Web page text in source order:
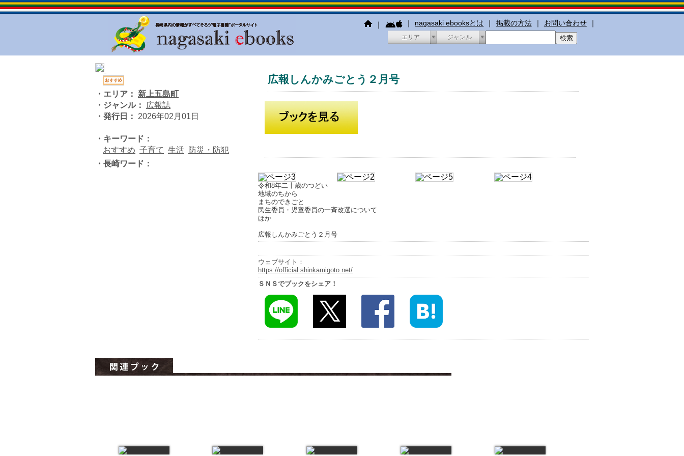
｜ ｜ nagasaki ebooksとは ｜ 掲載の方法 ｜ お問い合わせ ｜
エリア ジャンル
広報しんかみごとう２月号
・エリア： 新上五島町
・ジャンル：
広報誌
・発行日：
2026年02月01日
・キーワード：
おすすめ 子育て 生活 防災・防犯
・長崎ワード：
令和8年二十歳のつどい
地域のちから
まちのできごと
民生委員・児童委員の一斉改選について
ほか
広報しんかみごとう２月号
ウェブサイト：
https://official.shinkamigoto.net/
ＳＮＳでブックをシェア！